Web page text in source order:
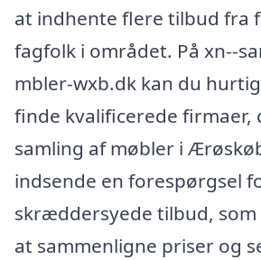
at indhente flere tilbud fra
fagfolk i området. På xn--
mbler-wxb.dk kan du
finde kvalificerede firmaer,
samling af møbler i
indsende en forespørgsel
skræddersyede tilbud,
at sammenligne priser og